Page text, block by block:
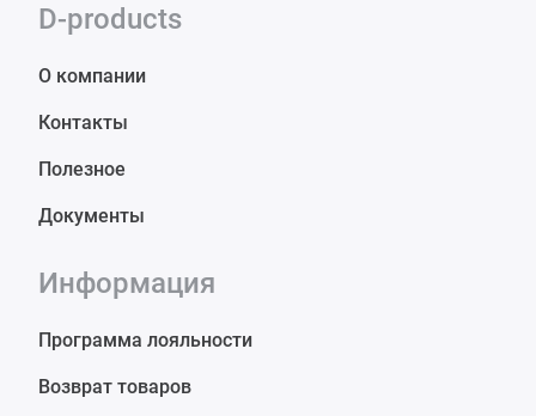
D-products
О компании
Контакты
Полезное
Документы
Информация
Программа лояльности
Возврат товаров